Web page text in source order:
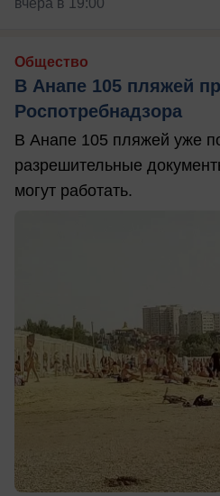
Общество
В Анапе 105 пляжей
Роспотребнадзора
В Анапе 105 пляжей уже
разрешительные
могут работать.